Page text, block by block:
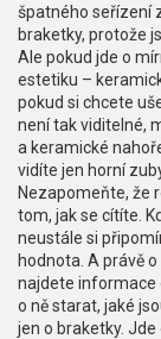
špatného seřízení
braketky, protože
Ale pokud jde o
estetiku –
pokud si chcete
není tak viditelné,
a keramické
vidíte jen horní
Nezapomeňte, že
tom, jak se cítíte.
neustále si
hodnota. A právě
najdete informace
o ně starat, jaké
jen o braketky. Jde